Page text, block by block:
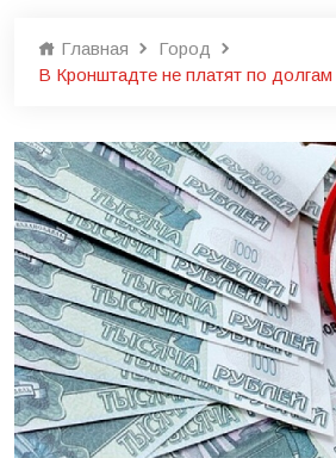
Главная
Город
В Кронштадте не платят по